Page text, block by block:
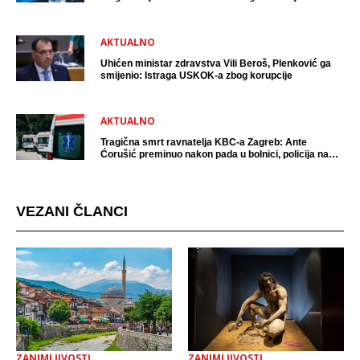
AKTUALNO
Uhićen ministar zdravstva Vili Beroš, Plenković ga
smijenio: Istraga USKOK-a zbog korupcije
AKTUALNO
Tragična smrt ravnatelja KBC-a Zagreb: Ante
Ćorušić preminuo nakon pada u bolnici, policija na
VEZANI ČLANCI